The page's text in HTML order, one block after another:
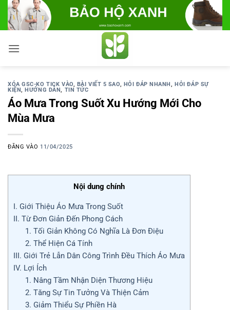
Bỏ
qua
nội
dung
XÓA GSC-KO TICK VÀO, BÀI VIẾT 5 SAO, HỎI ĐÁP NHANH, HỎI ĐÁP SỰ
KIỆN, HƯỚNG DẪN, TIN TỨC
Áo Mưa Trong Suốt Xu Hướng Mới Cho
Mùa Mưa
ĐĂNG VÀO 11/04/2025
Nội dung chính
I. Giới Thiệu Áo Mưa Trong Suốt
II. Từ Đơn Giản Đến Phong Cách
1. Tối Giản Không Có Nghĩa Là Đơn Điệu
2. Thể Hiện Cá Tính
III. Giới Trẻ Lẫn Dân Công Trình Đều Thích Áo Mưa
IV. Lợi Ích
1. Nâng Tầm Nhận Diện Thương Hiệu
2. Tăng Sự Tin Tưởng Và Thiện Cảm
3. Giảm Thiểu Sự Phiền Hà